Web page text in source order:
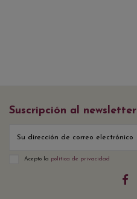
Suscripción al newsletter
Acepto la política de privacidad